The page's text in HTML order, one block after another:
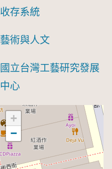
收存系統
藝術與人文
國立台灣工藝研究發展
中心
+
−